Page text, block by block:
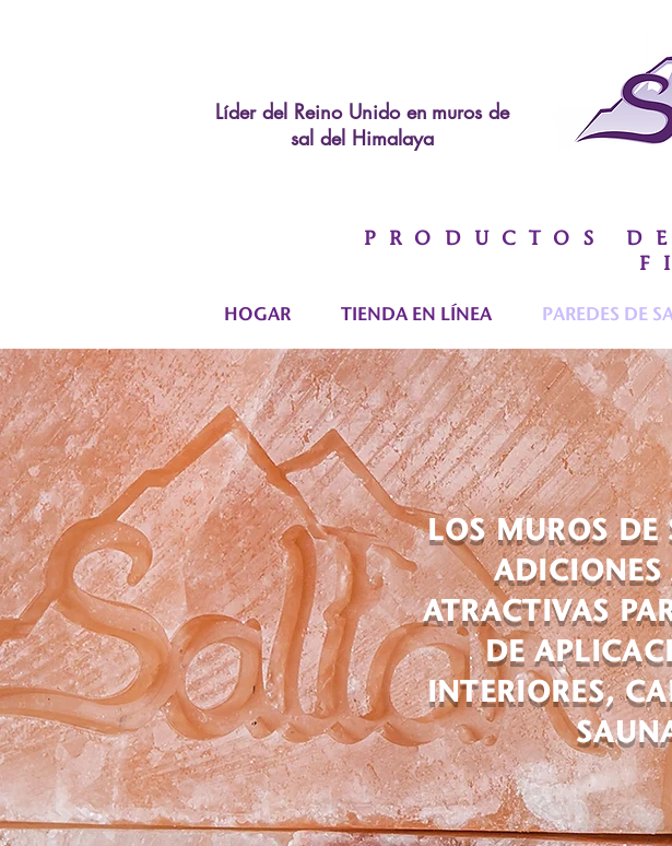
Líder del Reino Unido en muros de
sal del Himalaya
PRODUCTOS
HOGAR TIENDA EN LÍNEA PAREDES DE
LOS MUROS
ADICIONES
ATRACTIVAS
DE
INTERIORES,